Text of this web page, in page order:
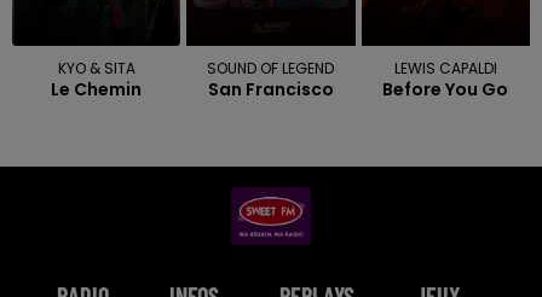
KYO & SITA
Le Chemin
SOUND OF LEGEND
San Francisco
LEWIS CAPALDI
Before You Go